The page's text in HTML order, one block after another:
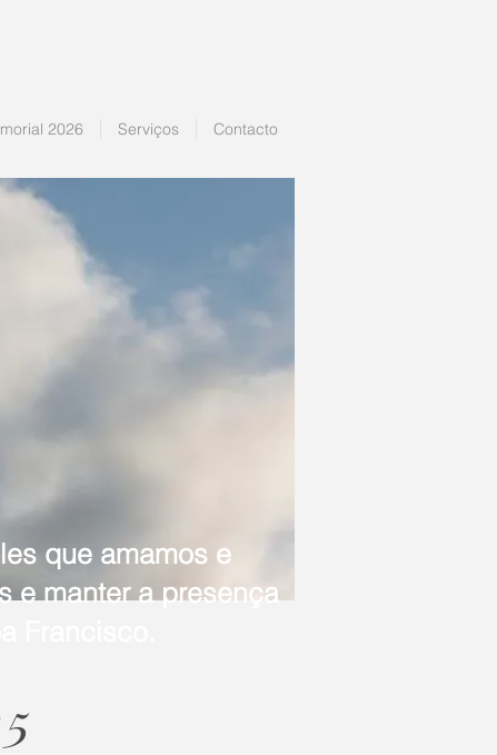
2026 Serviços Contacto
que amamos e
e manter a presença